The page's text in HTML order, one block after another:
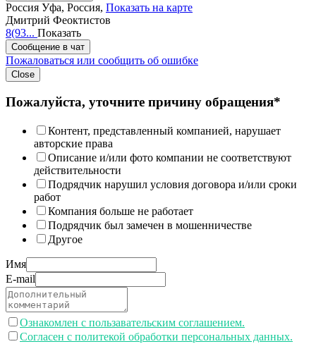
Россия Уфа, Россия, Показать на карте
Дмитрий Феоктистов
8(93... Показать
Сообщение в чат
Пожаловаться или сообщить об ошибке
Close
Пожалуйста, уточните причину обращения*
Контент, представленный компанией, нарушает
авторские права
Описание и/или фото компании не соответствуют
действительности
Подрядчик нарушил условия договора и/или сроки
работ
Компания больше не работает
Подрядчик был замечен в мошенничестве
Другое
Имя
E-mail
Ознакомлен с пользавательским соглашением.
Согласен с политекой обработки персональных данных.